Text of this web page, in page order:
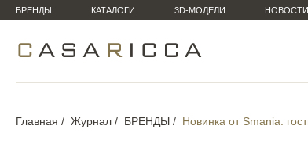
БРЕНДЫ КАТАЛОГИ 3D-МОДЕЛИ НОВОСТИ
Главная Журнал БРЕНДЫ Новинка от Smania: